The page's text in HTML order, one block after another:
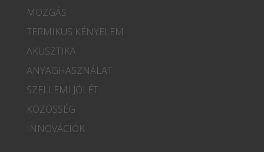
MOZGÁS
TERMIKUS KÉNYELEM
AKUSZTIKA
ANYAGHASZNÁLAT
SZELLEMI JÓLÉT
KÖZÖSSÉG
INNOVÁCIÓK